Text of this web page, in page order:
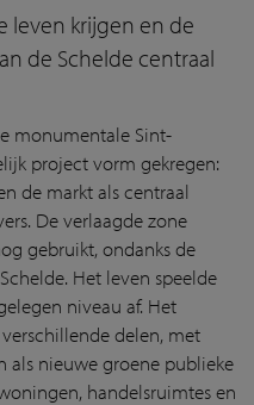
leven krijgen en de
de Schelde centraal
monumentale Sint-
project vorm gekregen:
de markt als centraal
De verlaagde zone
gebruikt, ondanks de
Het leven speelde
niveau af. Het
delen, met
als nieuwe groene publieke
handelsruimtes en